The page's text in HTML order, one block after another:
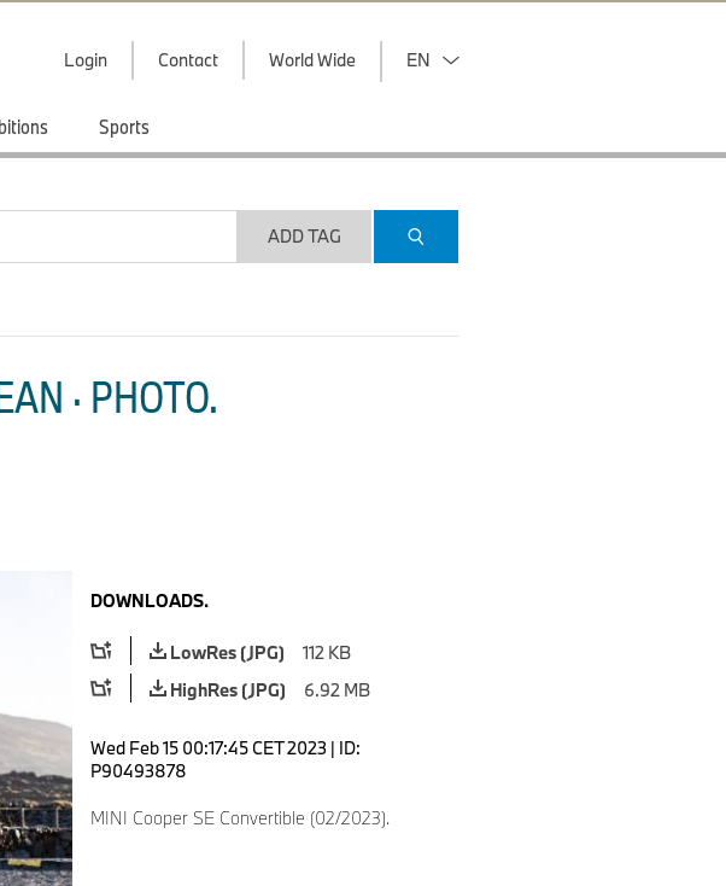
Login Contact World Wide EN
Sports
ADD TAG
· PHOTO.
DOWNLOADS.
LowRes (JPG)
112 KB
HighRes (JPG)
6.92 MB
Wed Feb 15 00:17:45 CET 2023 | ID:
P90493878
MINI Cooper SE Convertible (02/2023).